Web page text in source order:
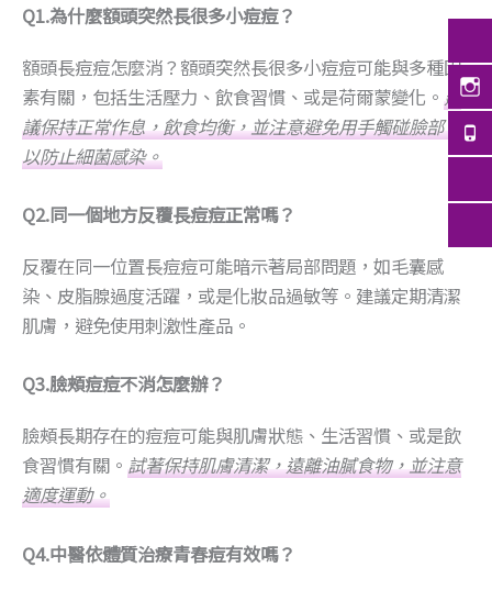
Q1.為什麼額頭突然長很多小痘痘？
額頭長痘痘怎麼消？額頭突然長很多小痘痘可能與多種因
素有關，包括生活壓力、飲食習慣、或是荷爾蒙變化。 建
議保持正常作息，飲食均衡，並注意避免用手觸碰臉部，
以防止細菌感染。
Q2.同一個地方反覆長痘痘正常嗎？
反覆在同一位置長痘痘可能暗示著局部問題，如毛囊感
染、皮脂腺過度活躍，或是化妝品過敏等。建議定期清潔
肌膚，避免使用刺激性產品。
Q3.臉頰痘痘不消怎麼辦？
臉頰長期存在的痘痘可能與肌膚狀態、生活習慣、或是飲
食習慣有關。 試著保持肌膚清潔，遠離油膩食物，並注意
適度運動。
Q4.中醫依體質治療青春痘有效嗎？